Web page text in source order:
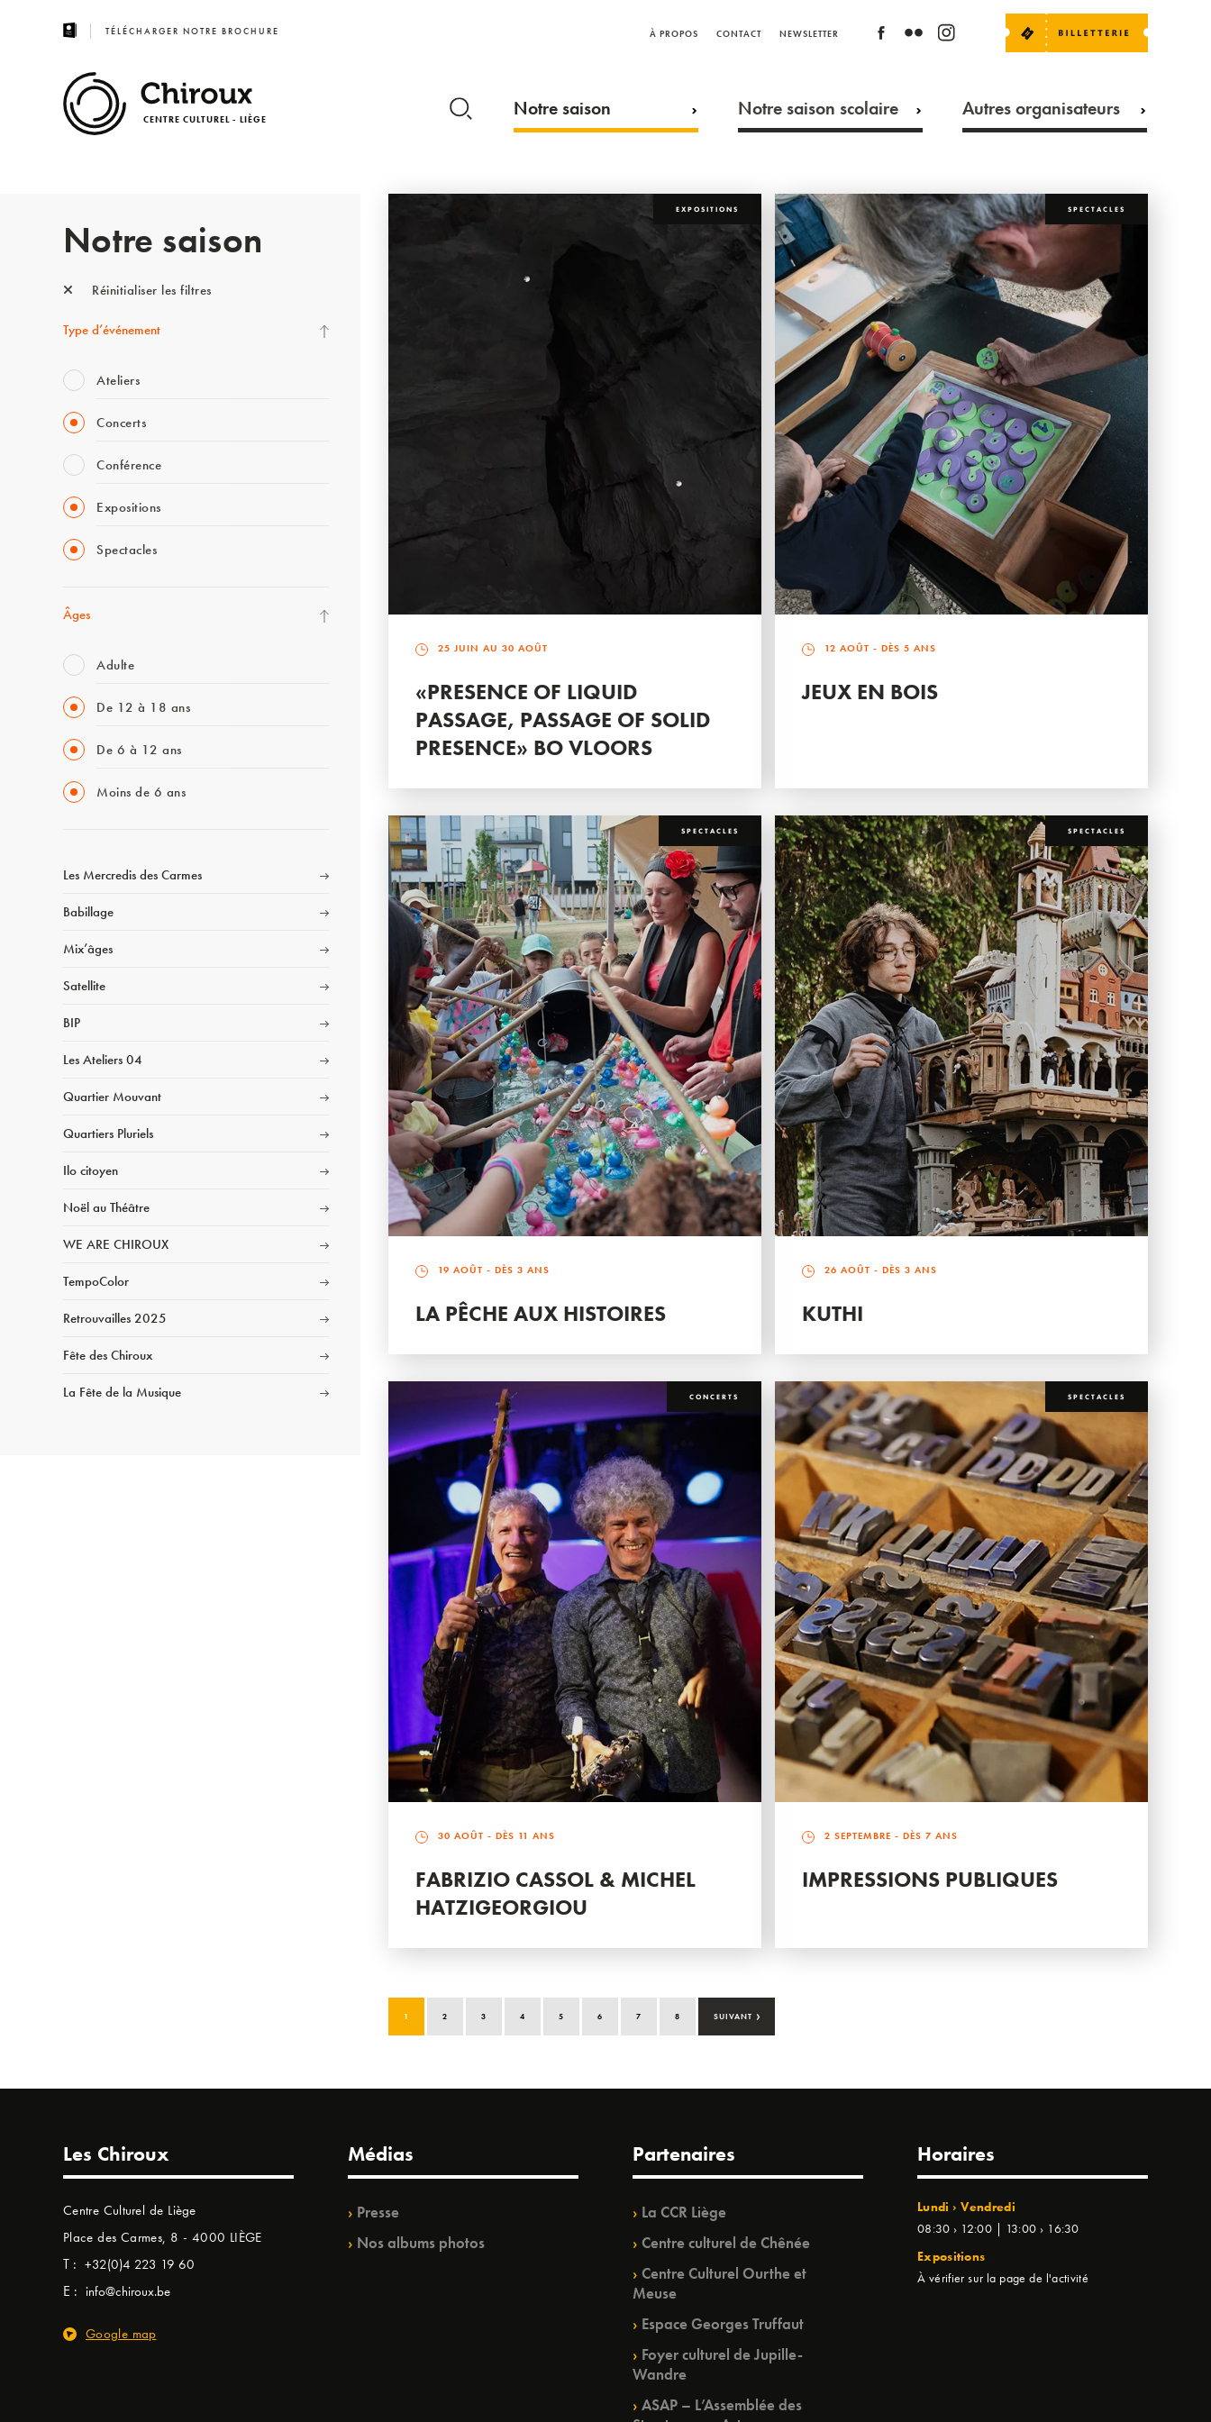
TÉLÉCHARGER NOTRE BROCHURE À PROPOS CONTACT NEWSLETTER
CENTRE CULTUREL - LIÈGE Notre saison Notre saison scolaire Autres organisateurs
Notre saison
Réinitialiser les filtres
Type d’événement
Ateliers
Concerts
Conférence
Expositions
Spectacles
Âges
Adulte
De 12 à 18 ans
De 6 à 12 ans
Moins de 6 ans
Les Mercredis des Carmes
Babillage
Mix’âges
Satellite
BIP
Les Ateliers 04
Quartier Mouvant
Quartiers Pluriels
Ilo citoyen
Noël au Théâtre
WE ARE CHIROUX
TempoColor
Retrouvailles 2025
Fête des Chiroux
La Fête de la Musique
EXPOSITIONS
25 JUIN AU 30 AOÛT
«PRESENCE OF LIQUID
PASSAGE, PASSAGE OF SOLID
PRESENCE» BO VLOORS
SPECTACLES
12 AOÛT - DÈS 5 ANS
JEUX EN BOIS
SPECTACLES
19 AOÛT - DÈS 3 ANS
LA PÊCHE AUX HISTOIRES
SPECTACLES
26 AOÛT - DÈS 3 ANS
KUTHI
CONCERTS
30 AOÛT - DÈS 11 ANS
FABRIZIO CASSOL & MICHEL
HATZIGEORGIOU
SPECTACLES
2 SEPTEMBRE - DÈS 7 ANS
IMPRESSIONS PUBLIQUES
1 2 3 4 5 6 7 8 SUIVANT ›
Les Chiroux
Centre Culturel de Liège
Place des Carmes, 8 - 4000 LIÈGE
T : +32(0)4 223 19 60
E : info@chiroux.be
Google map
Médias
Presse
Nos albums photos
Partenaires
La CCR Liège
Centre culturel de Chênée
Centre Culturel Ourthe et
Meuse
Espace Georges Truffaut
Foyer culturel de Jupille-
Wandre
ASAP – L’Assemblée des
Horaires
Lundi › Vendredi
08:30 › 12:00 | 13:00 › 16:30
Expositions
À vérifier sur la page de l'activité